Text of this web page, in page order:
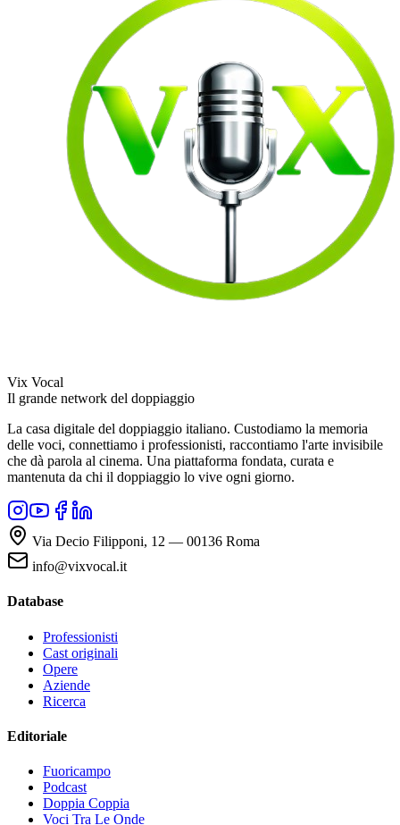
Vix Vocal
Il grande network del doppiaggio
La casa digitale del doppiaggio italiano. Custodiamo la memoria
delle voci, connettiamo i professionisti, raccontiamo l'arte invisibile
che dà parola al cinema. Una piattaforma fondata, curata e
mantenuta da chi il doppiaggio lo vive ogni giorno.
Via Decio Filipponi, 12 — 00136 Roma
info@vixvocal.it
Database
Professionisti
Cast originali
Opere
Aziende
Ricerca
Editoriale
Fuoricampo
Podcast
Doppia Coppia
Voci Tra Le Onde